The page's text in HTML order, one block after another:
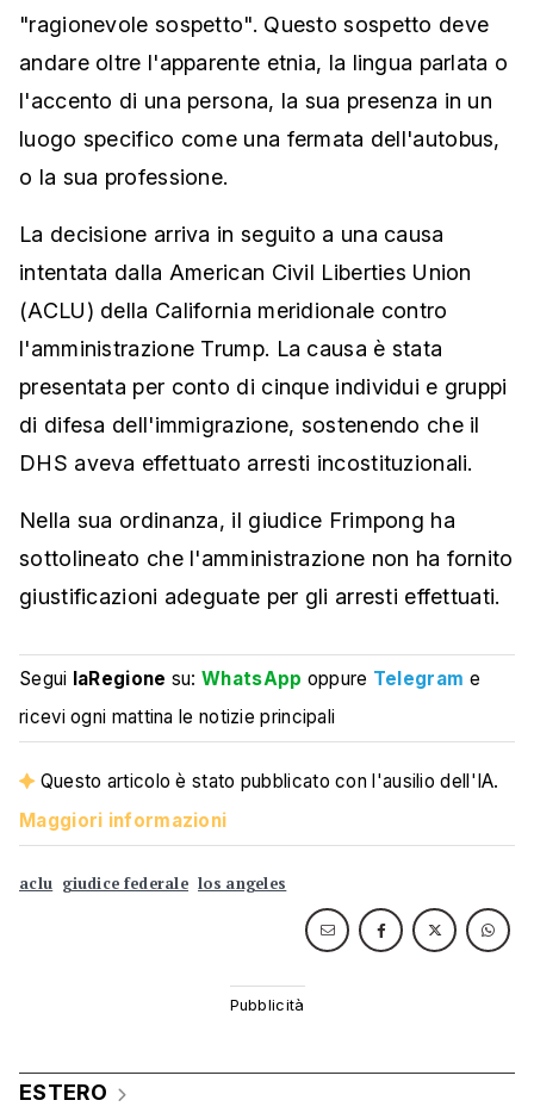
"ragionevole sospetto". Questo sospetto deve
andare oltre l'apparente etnia, la lingua parlata o
l'accento di una persona, la sua presenza in un
luogo specifico come una fermata dell'autobus,
o la sua professione.
La decisione arriva in seguito a una causa
intentata dalla American Civil Liberties Union
(ACLU) della California meridionale contro
l'amministrazione Trump. La causa è stata
presentata per conto di cinque individui e gruppi
di difesa dell'immigrazione, sostenendo che il
DHS aveva effettuato arresti incostituzionali.
Nella sua ordinanza, il giudice Frimpong ha
sottolineato che l'amministrazione non ha fornito
giustificazioni adeguate per gli arresti effettuati.
Segui laRegione su:WhatsApp oppure Telegram e
ricevi ogni mattina le notizie principali
Questo articolo è stato pubblicato con l'ausilio dell'IA.
Maggiori informazioni
aclu giudice federale los angeles
ESTERO